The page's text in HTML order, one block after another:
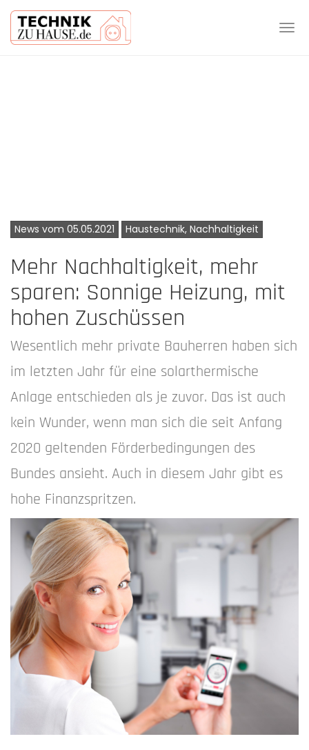
News vom 05.05.2021 Haustechnik, Nachhaltigkeit
Mehr Nachhaltigkeit, mehr
sparen: Sonnige Heizung, mit
hohen Zuschüssen
Wesentlich mehr private Bauherren haben sich
im letzten Jahr für eine solarthermische
Anlage entschieden als je zuvor. Das ist auch
kein Wunder, wenn man sich die seit Anfang
2020 geltenden Förderbedingungen des
Bundes ansieht. Auch in diesem Jahr gibt es
hohe Finanzspritzen.